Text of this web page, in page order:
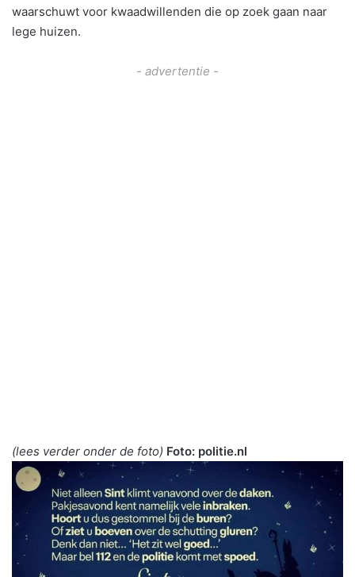
waarschuwt voor kwaadwillenden die op zoek gaan naar
lege huizen.
- advertentie -
(lees verder onder de foto) Foto: politie.nl